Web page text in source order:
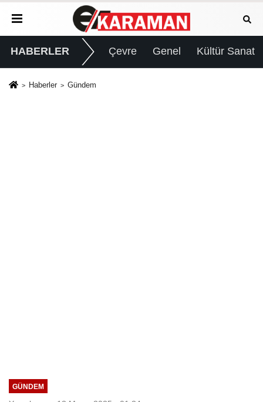
HABERLER Çevre Genel Kültür Sanat
Haberler Gündem
GÜNDEM